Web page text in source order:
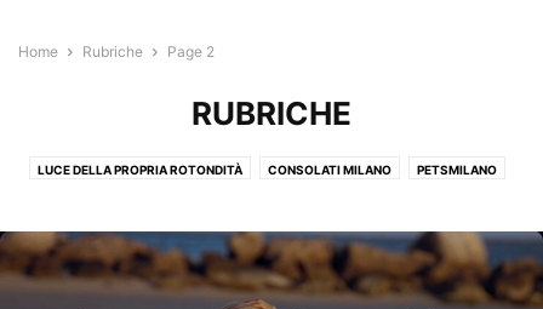
Home Rubriche Page 2
RUBRICHE
LUCE DELLA PROPRIA ROTONDITÀ CONSOLATI MILANO PETSMILANO
TRASGRESSIONI SEMPLICEMENTE DONNA REAL ESTATE MILANO
UZBEKISTAN